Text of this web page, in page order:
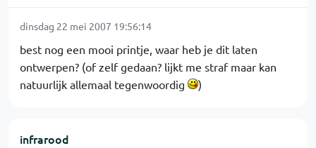
dinsdag 22 mei 2007 19:56:14
best nog een mooi printje, waar heb je dit laten
ontwerpen? (of zelf gedaan? lijkt me straf maar kan
natuurlijk allemaal tegenwoordig
)
infrarood